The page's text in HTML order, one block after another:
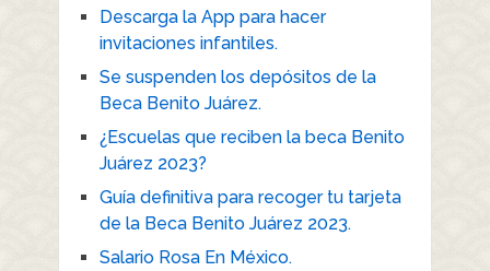
Descarga la App para hacer
invitaciones infantiles.
Se suspenden los depósitos de la
Beca Benito Juárez.
¿Escuelas que reciben la beca Benito
Juárez 2023?
Guía definitiva para recoger tu tarjeta
de la Beca Benito Juárez 2023.
Salario Rosa En México.